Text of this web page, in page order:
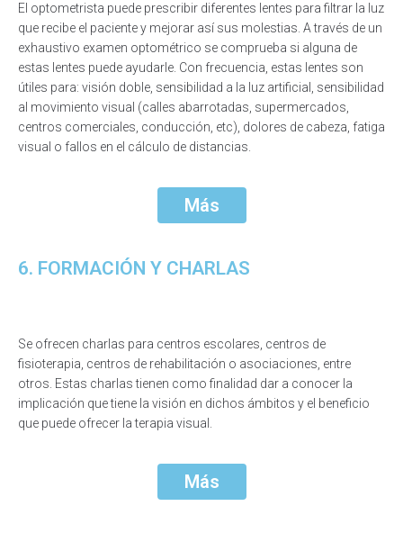
El optometrista puede prescribir diferentes lentes para filtrar la luz
que recibe el paciente y mejorar así sus molestias. A través de un
exhaustivo examen optométrico se comprueba si alguna de
estas lentes puede ayudarle. Con frecuencia, estas lentes son
útiles para: visión doble, sensibilidad a la luz artificial, sensibilidad
al movimiento visual (calles abarrotadas, supermercados,
centros comerciales, conducción, etc), dolores de cabeza, fatiga
visual o fallos en el cálculo de distancias.
Más
6. FORMACIÓN Y CHARLAS
Se ofrecen charlas para centros escolares, centros de
fisioterapia, centros de rehabilitación o asociaciones, entre
otros. Estas charlas tienen como finalidad dar a conocer la
implicación que tiene la visión en dichos ámbitos y el beneficio
que puede ofrecer la terapia visual.
Más